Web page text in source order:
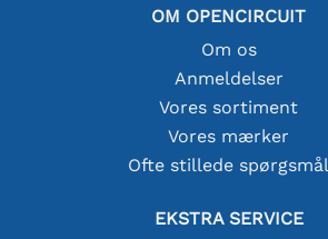
OM OPENCIRCUIT
Om os
Anmeldelser
Vores sortiment
Vores mærker
Ofte stillede spørgsmål
EKSTRA SERVICE